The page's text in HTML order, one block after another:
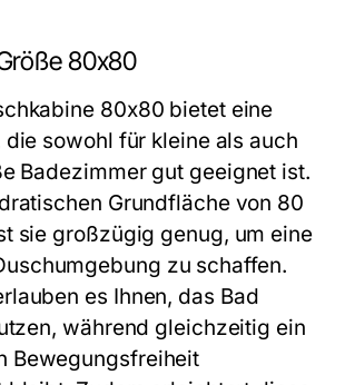
80x80
80x80 bietet eine
die sowohl für kleine als auch
Badezimmer gut geeignet ist.
Grundfläche von 80
sie großzügig genug, um eine
zu schaffen.
es Ihnen, das Bad
während gleichzeitig ein
Bewegungsfreiheit